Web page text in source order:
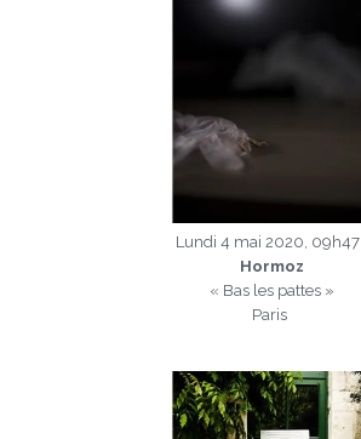
Lundi 4 mai 2020, 09h47
Hormoz
« Bas les pattes »
Paris